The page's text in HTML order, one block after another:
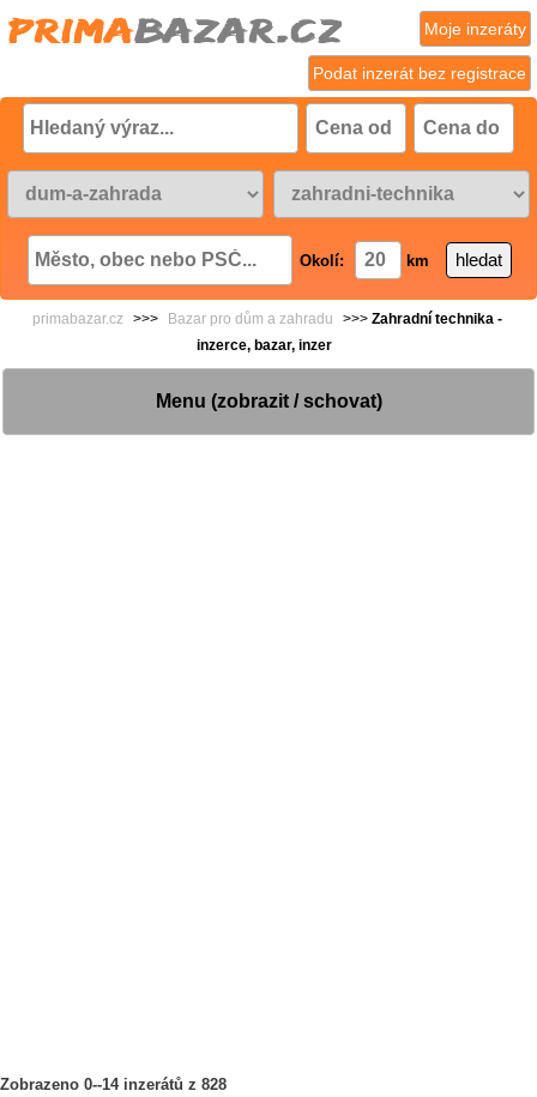
Podat inzerát bez registrace
Moje inzeráty
Okolí: km
primabazar.cz >>> Bazar pro dům a zahradu >>> Zahradní technika -
inzerce, bazar, inzer
Menu (zobrazit / schovat)
Zobrazeno 0--14 inzerátů z 828